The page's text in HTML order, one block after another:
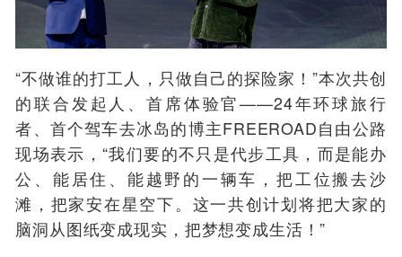
“不做谁的打工人，只做自己的探险家！”本次共创
的联合发起人、首席体验官——24年环球旅行
者、首个驾车去冰岛的博主FREEROAD自由公路
现场表示，“我们要的不只是代步工具，而是能办
公、能居住、能越野的一辆车，把工位搬去沙
滩，把家安在星空下。这一共创计划将把大家的
脑洞从图纸变成现实，把梦想变成生活！”